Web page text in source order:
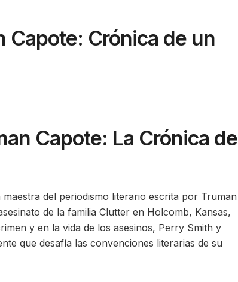
Capote: Crónica de un
Capote: La Crónica de
del periodismo literario escrita por Truman
de la familia Clutter en Holcomb, Kansas,
y en la vida de los asesinos, Perry Smith y
que desafía las convenciones literarias de su